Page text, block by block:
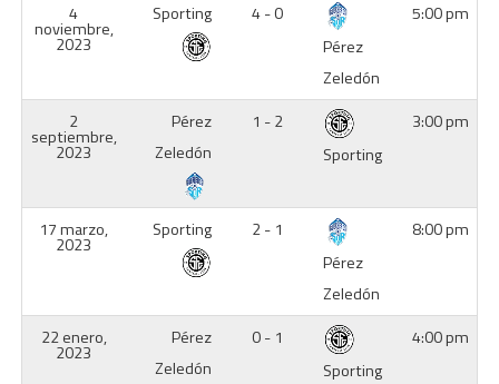
4
noviembre,
2023
Sporting
4 - 0
Pérez
Zeledón
5:00 pm
2
septiembre,
2023
Pérez
Zeledón
1 - 2
Sporting
3:00 pm
17 marzo,
2023
Sporting
2 - 1
Pérez
Zeledón
8:00 pm
22 enero,
2023
Pérez
Zeledón
0 - 1
Sporting
4:00 pm